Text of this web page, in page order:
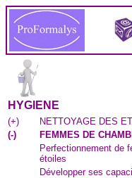
HYGIENE
(+)
NETTOYAGE DES
(-)
FEMMES DE
Perfectionnement de
étoiles
Développer ses